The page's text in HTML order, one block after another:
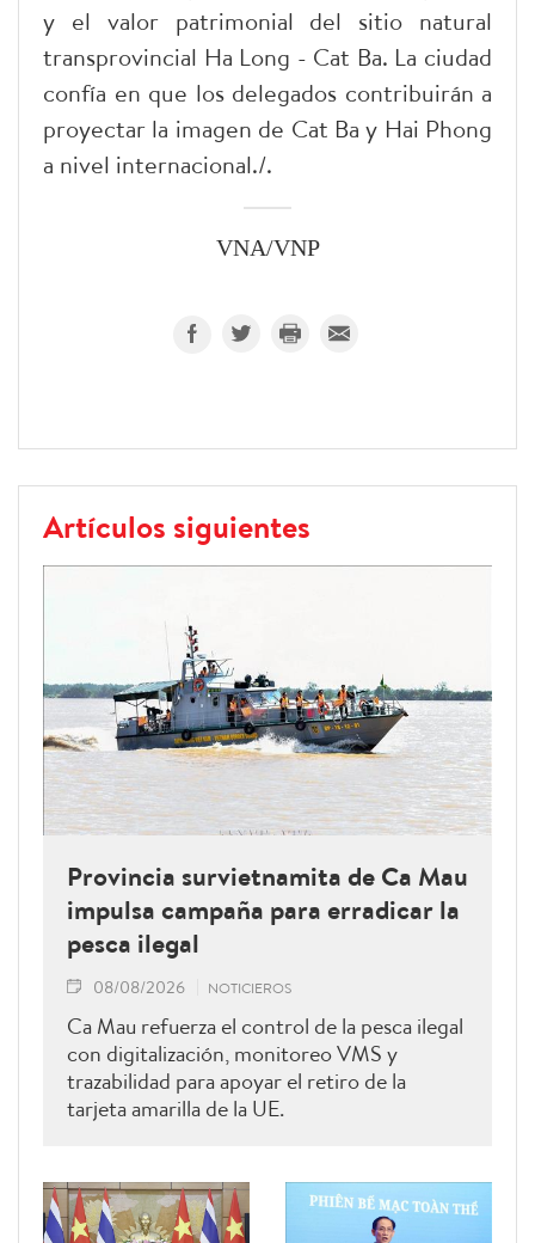
y el valor patrimonial del sitio natural
transprovincial Ha Long - Cat Ba. La ciudad
confía en que los delegados contribuirán a
proyectar la imagen de Cat Ba y Hai Phong
a nivel internacional./.
VNA/VNP
Artículos siguientes
Provincia survietnamita de Ca Mau
impulsa campaña para erradicar la
pesca ilegal
08/08/2026 NOTICIEROS
Ca Mau refuerza el control de la pesca ilegal
con digitalización, monitoreo VMS y
trazabilidad para apoyar el retiro de la
tarjeta amarilla de la UE.